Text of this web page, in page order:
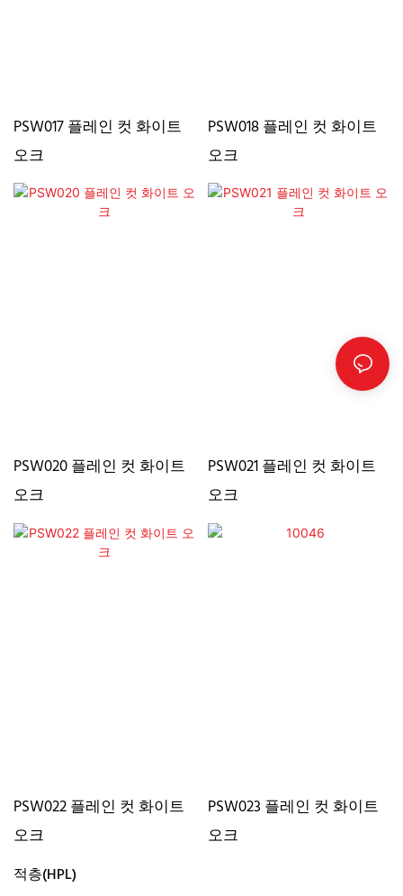
PSW017 플레인 컷 화이트
오크
PSW018 플레인 컷 화이트
오크
PSW020 플레인 컷 화이트
오크
PSW021 플레인 컷 화이트
오크
PSW022 플레인 컷 화이트
오크
PSW023 플레인 컷 화이트
오크
적층(HPL)